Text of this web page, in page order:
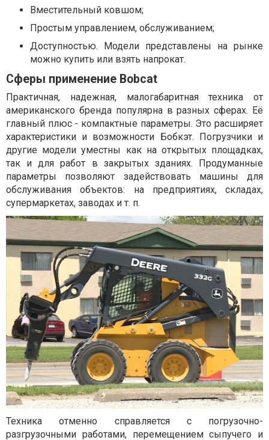
Вместительный ковшом;
Простым управлением, обслуживанием;
Доступностью. Модели представлены на рынке
можно купить или взять напрокат.
Сферы применение Bobcat
Практичная, надежная, малогабаритная техника от
американского бренда популярна в разных сферах. Её
главный плюс - компактные параметры. Это расширяет
характеристики и возможности Бобкэт. Погрузчики и
другие модели уместны как на открытых площадках,
так и для работ в закрытых зданиях. Продуманные
параметры позволяют задействовать машины для
обслуживания объектов: на предприятиях, складах,
супермаркетах, заводах и т. п.
Техника отменно справляется с погрузочно-
разгрузочными работами, перемещением сыпучего и